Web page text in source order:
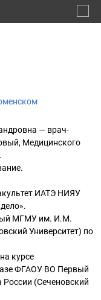
— врач-
Медицинского
ИАТЭ НИЯУ
МГМУ им. И.М.
Университет) по
курсе
ФГАОУ ВО Первый
(Сеченовский